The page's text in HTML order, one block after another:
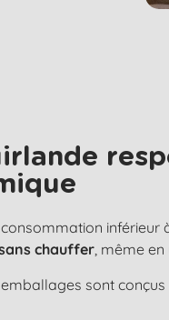
inférieur
chauffer, même
sont conçus